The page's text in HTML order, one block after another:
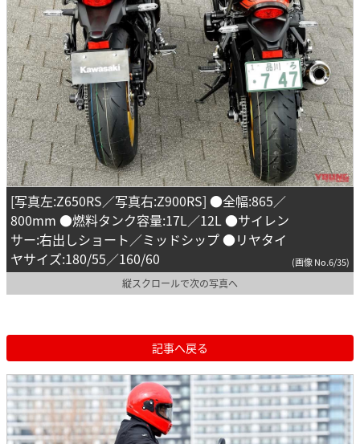
[写真左:Z650RS／写真右:Z900RS] ●全幅:865／
800mm ●燃料タンク容量:17L／12L ●サイレン
サー:右出しショート／ミッドシップ ●リヤタイ
ヤサイズ:180/55／160/60
(画像 No.6/35)
縦スクロールで次の写真へ
記事へ戻る